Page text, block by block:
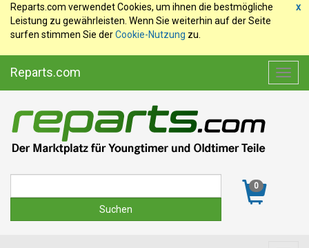
x
Reparts.com verwendet Cookies, um ihnen die bestmögliche
Leistung zu gewährleisten. Wenn Sie weiterhin auf der Seite
surfen stimmen Sie derCookie-Nutzung zu.
Reparts.com
0